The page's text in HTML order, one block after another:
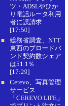
ツ・ADSLやひか
り電話ルータ利用
者に誤請求
[17:50]
■
総務省調査、NTT
東西のブロードバ
ンド契約数シェア
は51.1％
[17:29]
■
Cerevo、写真管理
サービス
「CEREVO LIFE」